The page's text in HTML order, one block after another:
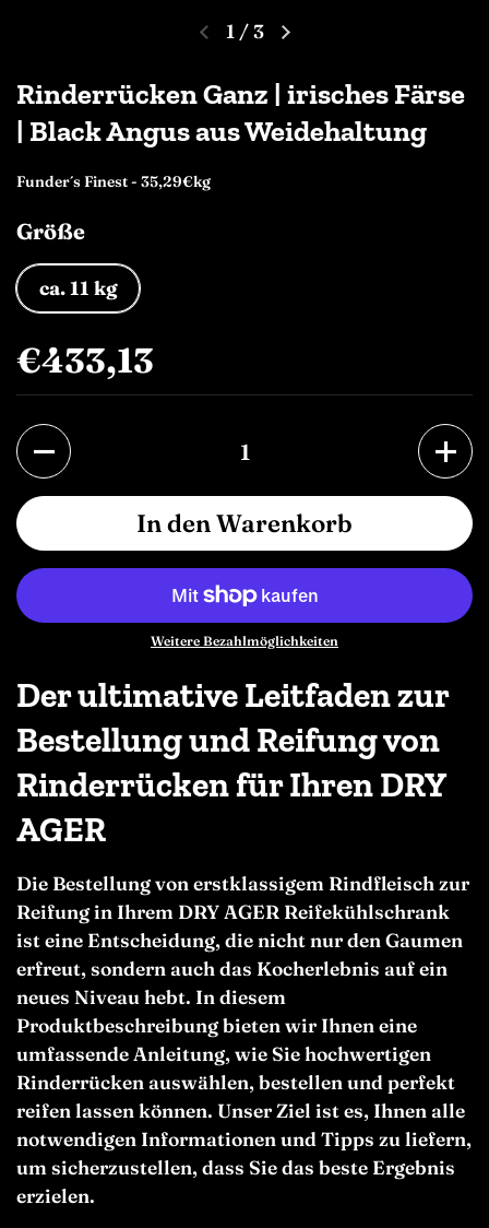
1 /3
Rinderrücken Ganz | irisches Färse
| Black Angus aus Weidehaltung
Funder´s Finest - 35,29€kg
Größe
ca. 11 kg
€433,13
Anzahl
In den Warenkorb
Weitere Bezahlmöglichkeiten
Der ultimative Leitfaden zur
Bestellung und Reifung von
Rinderrücken für Ihren DRY
AGER
Die Bestellung von erstklassigem Rindfleisch zur
Reifung in Ihrem DRY AGER Reifekühlschrank
ist eine Entscheidung, die nicht nur den Gaumen
erfreut, sondern auch das Kocherlebnis auf ein
neues Niveau hebt. In diesem
Produktbeschreibung bieten wir Ihnen eine
umfassende Anleitung, wie Sie hochwertigen
Rinderrücken auswählen, bestellen und perfekt
reifen lassen können. Unser Ziel ist es, Ihnen alle
notwendigen Informationen und Tipps zu liefern,
um sicherzustellen, dass Sie das beste Ergebnis
erzielen.